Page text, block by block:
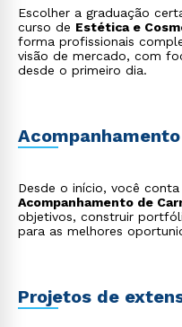
com cirurgiões
procedimentos e
paciente com
que acelera a
Desenvolvimento
Consultoria e
clínicas e spas
estar, tornando-se
Escolher a graduação
curso de Estética e
forma profissionais
visão de mercado, com
desde o primeiro dia.
Desde o início, você
Acompanhamento de
objetivos, construir
para as melhores
Projetos de